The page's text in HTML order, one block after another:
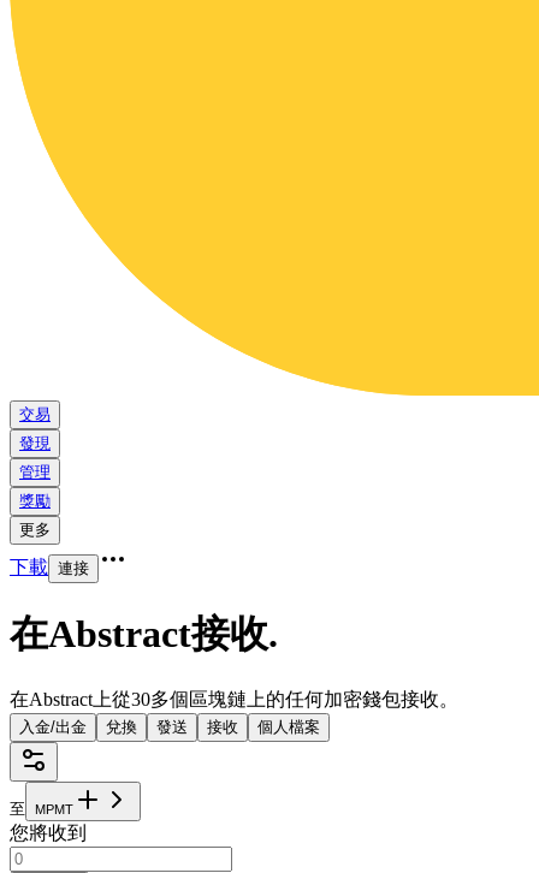
交易
發現
管理
獎勵
更多
下載 連接
在Abstract接收.
在Abstract上從30多個區塊鏈上的任何加密錢包接收。
入金/出金 兌換 發送 接收 個人檔案
至 MPMT
您將收到